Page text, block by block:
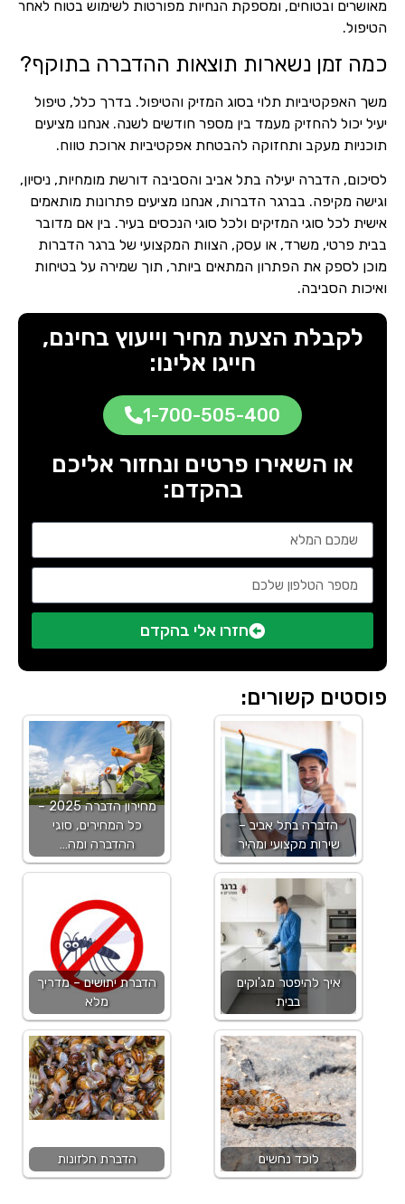
מאושרים ובטוחים, ומספקת הנחיות מפורטות לשימוש בטוח לאחר
הטיפול.
כמה זמן נשארות תוצאות ההדברה בתוקף?
משך האפקטיביות תלוי בסוג המזיק והטיפול. בדרך כלל, טיפול
יעיל יכול להחזיק מעמד בין מספר חודשים לשנה. אנחנו מציעים
תוכניות מעקב ותחזוקה להבטחת אפקטיביות ארוכת טווח.
לסיכום, הדברה יעילה בתל אביב והסביבה דורשת מומחיות, ניסיון,
וגישה מקיפה. בברגר הדברות, אנחנו מציעים פתרונות מותאמים
אישית לכל סוגי המזיקים ולכל סוגי הנכסים בעיר. בין אם מדובר
בבית פרטי, משרד, או עסק, הצוות המקצועי של ברגר הדברות
מוכן לספק את הפתרון המתאים ביותר, תוך שמירה על בטיחות
ואיכות הסביבה.
לקבלת הצעת מחיר וייעוץ בחינם,
חייגו אלינו:
1-700-505-400
או השאירו פרטים ונחזור אליכם
בהקדם:
חזרו אלי בהקדם
פוסטים קשורים:
הדברה בתל אביב –
שירות מקצועי ומהיר
איך להיפטר מג'וקים
בבית
לוכד נחשים
מחירון הדברה 2025 –
כל המחירים, סוגי
ההדברה ומה…
הדברת יתושים – מדריך
מלא
הדברת חלזונות